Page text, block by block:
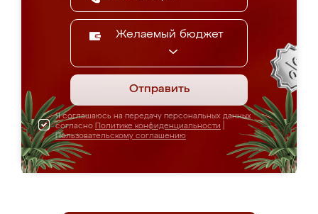
Желаемый бюджет
Отправить
Я соглашаюсь на передачу персональных данных
согласно Политике конфиденциальности
Пользовательскому соглашению